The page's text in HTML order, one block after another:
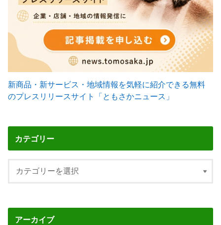
新商品・新サービス・地域情報を気軽に紹介できる無料
のプレスリリースサイト「ともさかニュース」
カテゴリー
アーカイブ